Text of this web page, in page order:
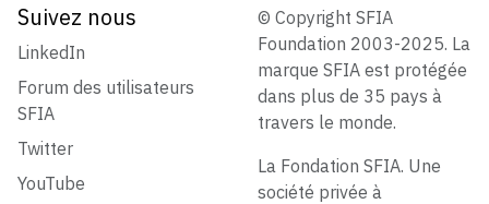
Suivez nous
LinkedIn
Forum des utilisateurs
SFIA
Twitter
YouTube
© Copyright SFIA
Foundation 2003-2025. La
marque SFIA est protégée
dans plus de 35 pays à
travers le monde.
La Fondation SFIA. Une
société privée à